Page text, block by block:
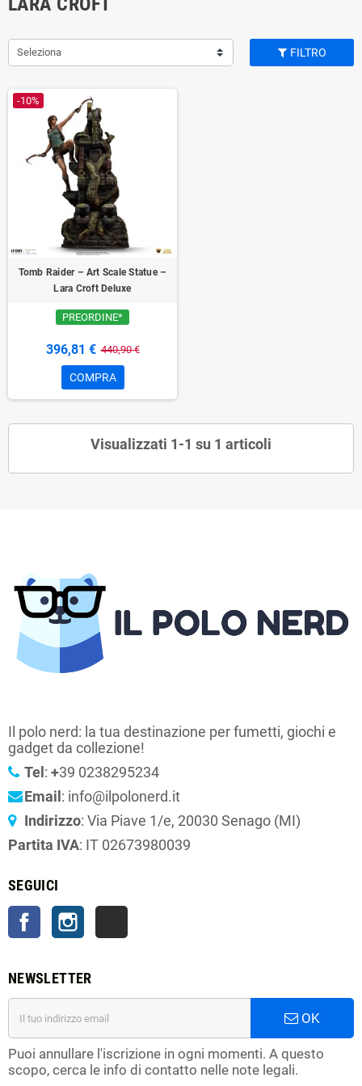
Seleziona FILTRO
-10%
Tomb Raider – Art Scale Statue –
Lara Croft Deluxe
PREORDINE*
396,81 € 440,90 €
COMPRA
Visualizzati 1-1 su 1 articoli
Il polo nerd: la tua destinazione per fumetti, giochi e
gadget da collezione!
Tel : +39 0238295234
Email : info@ilpolonerd.it
Indirizzo: Via Piave 1/e, 20030 Senago (MI)
Partita IVA: IT 02673980039
SEGUICI
FacebookInstagram
NEWSLETTER
OK
Puoi annullare l'iscrizione in ogni momenti. A questo
scopo, cerca le info di contatto nelle note legali.